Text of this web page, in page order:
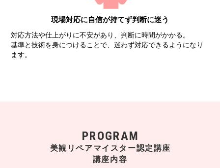
現場対応に自信が持てず判断に迷う
対応方法や仕上がりに不安があり、判断に時間がかかる。
基準と技術を身につけることで、迷わず対応できるようになり
ます。
PROGRAM
美観リペアマイスター認定講座
講座内容